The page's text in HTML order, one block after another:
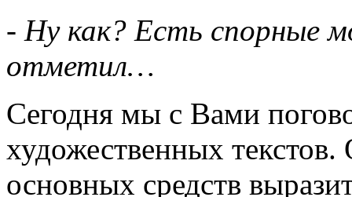
- Ну как? Есть спорные
отметил…
Сегодня мы с Вами
художественных текстов.
основных средств